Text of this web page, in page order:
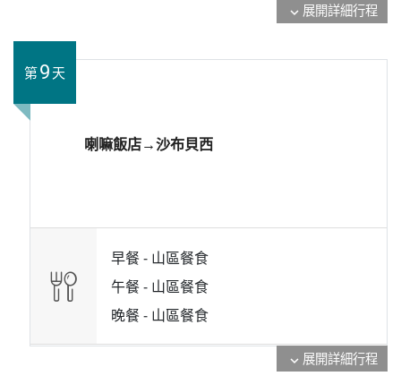
expand_more 展開詳細行程
第9 天
喇嘛飯店→沙布貝西
早餐 - 山區餐食
午餐 - 山區餐食
晚餐 - 山區餐食
expand_more 展開詳細行程